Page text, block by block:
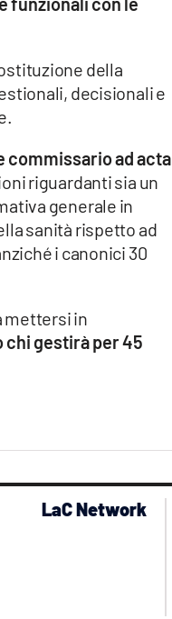
della
decisionali e
commissario ad acta
riguardanti sia un
generale in
sanità rispetto ad
i canonici 30
mettersi in
chi gestirà per 45
LaC Network